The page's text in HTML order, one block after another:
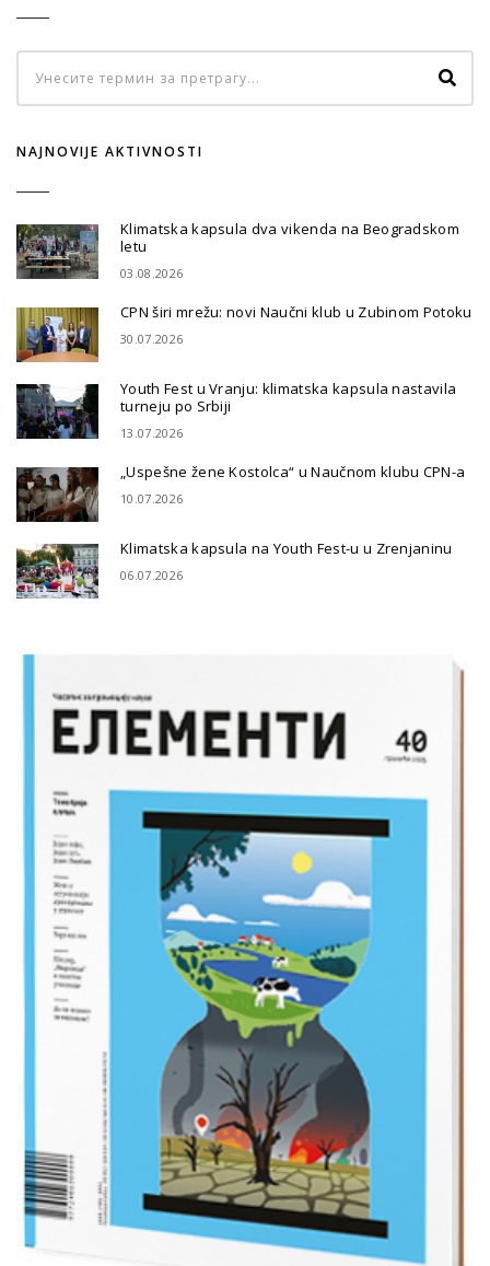
NAJNOVIJE AKTIVNOSTI
Klimatska kapsula dva vikenda na Beogradskom
letu
03.08.2026
CPN širi mrežu: novi Naučni klub u Zubinom Potoku
30.07.2026
Youth Fest u Vranju: klimatska kapsula nastavila
turneju po Srbiji
13.07.2026
„Uspešne žene Kostolca“ u Naučnom klubu CPN-a
10.07.2026
Klimatska kapsula na Youth Fest-u u Zrenjaninu
06.07.2026